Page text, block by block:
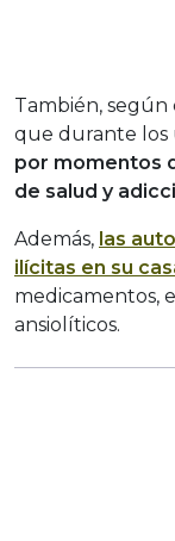
También, según
que durante los
por momentos
de salud y
Además, las
ilícitas en su
medicamentos,
ansiolíticos.